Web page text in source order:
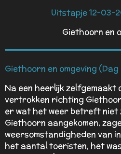
Uitstapje 12-03-
Giethoorn en
Giethoorn en omgeving (Dag
Na een heerlijk zelfgemaakt
vertrokken richting
er wat het weer betreft niet
Giethoorn aangekomen,
weersomstandigheden van
het aantal toeristen, het